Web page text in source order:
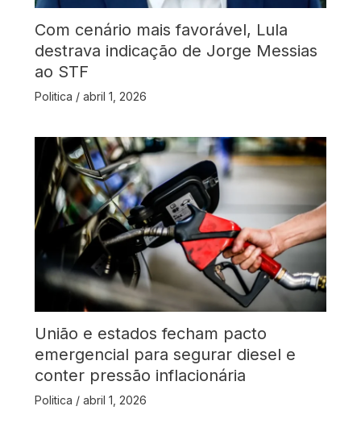
Com cenário mais favorável, Lula
destrava indicação de Jorge Messias
ao STF
Politica / abril 1, 2026
União e estados fecham pacto
emergencial para segurar diesel e
conter pressão inflacionária
Politica / abril 1, 2026